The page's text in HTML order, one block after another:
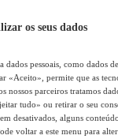
os seus dados
dados pessoais, como dados
«Aceito», permite que as
nossos parceiros tratamos
tudo» ou retirar o seu
desativados, alguns
voltar a este menu para